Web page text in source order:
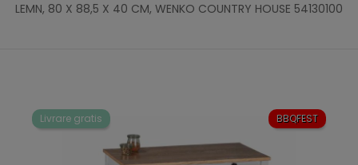
LEMN, 80 X 88,5 X 40 CM, WENKO COUNTRY HOUSE 54130100
BBQFEST
Livrare gratis